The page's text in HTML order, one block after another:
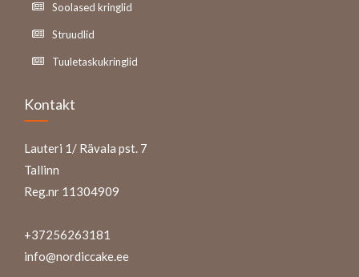
Soolased kringlid
Struudlid
Tuuletaskukringlid
Kontakt
Lauteri 1/ Rävala pst. 7
Tallinn
Reg.nr 11304909
+37256263181
info@nordiccake.ee